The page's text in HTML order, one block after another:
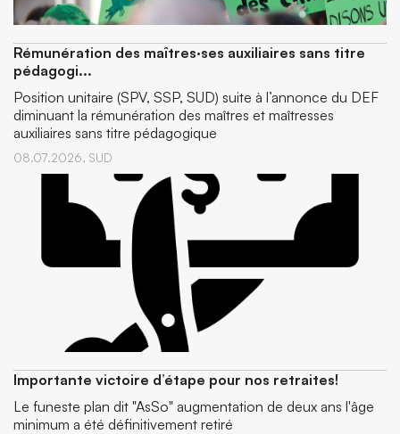
Rémunération des maîtres·ses auxiliaires sans titre
pédagogi...
Position unitaire (SPV, SSP, SUD) suite à l’annonce du DEF
diminuant la rémunération des maîtres et maîtresses
auxiliaires sans titre pédagogique
08.07.2026, SUD
Importante victoire d’étape pour nos retraites!
Le funeste plan dit "AsSo" augmentation de deux ans l'âge
minimum a été définitivement retiré